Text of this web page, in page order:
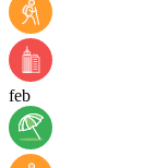
feb